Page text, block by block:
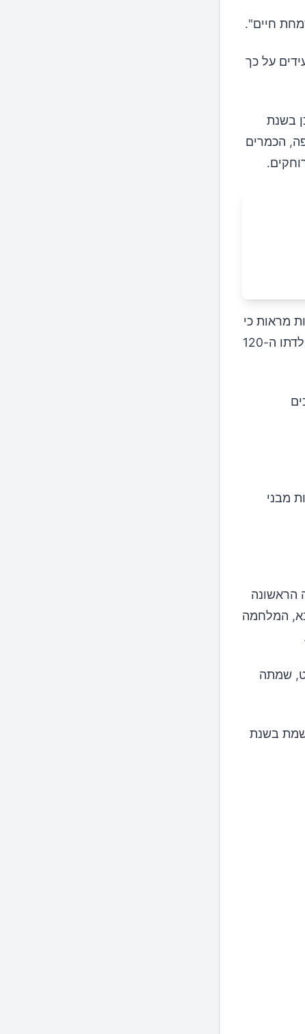
על כך
10 שנים קודם לכן בשנת
תקופה, הכמרים
מראות כי
נתאבי נולד בשנת 1894, ואמר כי הוא נכח כאשר כפר אזפה חגג את יום הולדתו ה-120
מבני
הראשונה
המלחמה
שמתה
שמת בשנת